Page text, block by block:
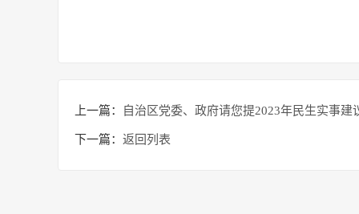
上一篇： 自治区党委、政府请您提2023年民生实事建
下一篇： 返回列表